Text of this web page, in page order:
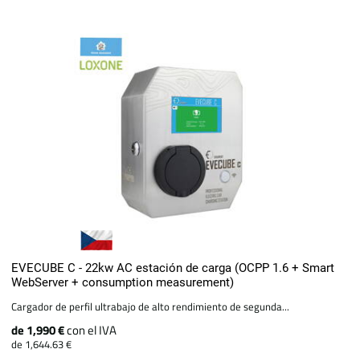
EVECUBE C - 22kw AC estación de carga (OCPP 1.6 + Smart
WebServer + consumption measurement)
Cargador de perfil ultrabajo de alto rendimiento de segunda...
de 1,990 €con el IVA
de 1,644.63 €